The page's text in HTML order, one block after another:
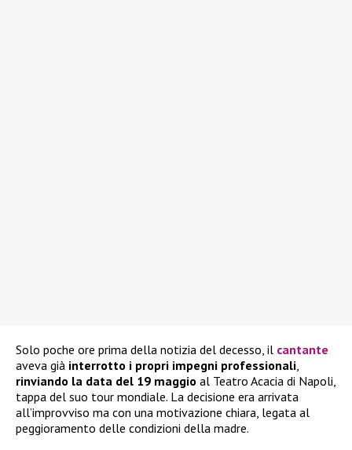
Solo poche ore prima della notizia del decesso, il cantante
aveva già interrotto i propri impegni professionali
rinviando la data del 19 maggio al Teatro Acacia di Napoli,
tappa del suo tour mondiale. La decisione era arrivata
all’improvviso ma con una motivazione chiara, legata al
peggioramento delle condizioni della madre.